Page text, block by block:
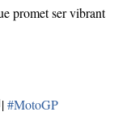
promet ser vibrant
#MotoGP